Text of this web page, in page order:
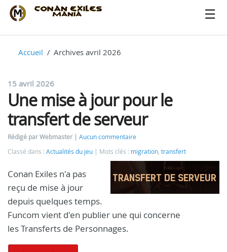
Accueil Archives avril 2026
15 avril 2026
Une mise à jour pour le
transfert de serveur
Rédigé par Webmaster
Aucun commentaire
Classé dans : Actualités du jeu Mots clés : migration transfert
Conan Exiles n'a pas
reçu de mise à jour
depuis quelques temps.
Funcom vient d'en publier une qui concerne
les Transferts de Personnages.